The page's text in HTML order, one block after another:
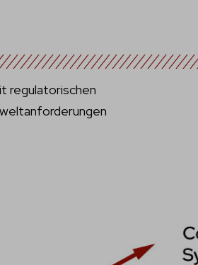
regulatorischen